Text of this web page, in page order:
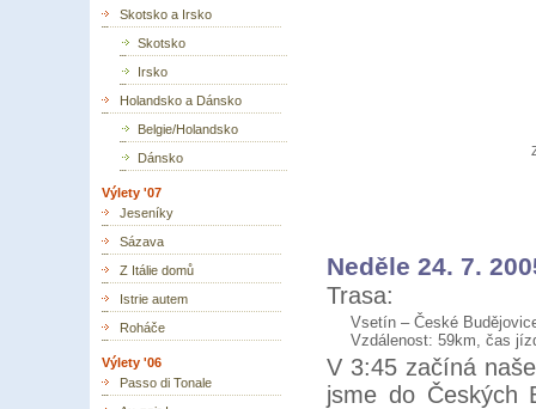
Skotsko a Irsko
Skotsko
Irsko
Holandsko a Dánsko
Belgie/Holandsko
Dánsko
Výlety '07
Jeseníky
Sázava
Z Itálie domů
Istrie autem
Roháče
Výlety '06
Passo di Tonale
Neděle 24. 7.
Trasa:
Vsetín – České
Vzdálenost: 59km, čas
V 3:45 začíná
jsme do Českých